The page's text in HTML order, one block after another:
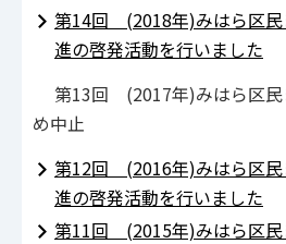
第14回 (2018年)みはら区民
進の啓発活動を行いました
第13回 (2017年)みはら区民
め中止
第12回 (2016年)みはら区民
進の啓発活動を行いました
第11回 (2015年)みはら区民